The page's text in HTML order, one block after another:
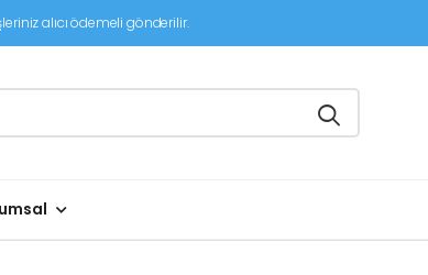
alıcı ödemeli gönderilir.